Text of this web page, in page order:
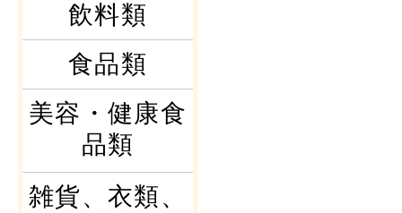
飲料類
食品類
美容・健康食
品類
雑貨、衣類、